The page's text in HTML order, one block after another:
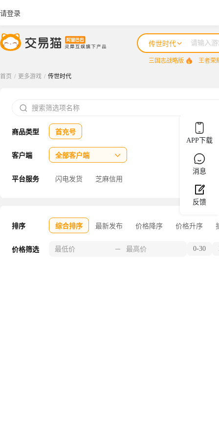
APP下载
消息
反馈
请登录
传世时代
三国志战略版 王者荣
首页 / 更多游戏 / 传世时代

商品类型 首充号
客户端 全部客户端 
平台服务 闪电发货 芝麻信用
排序 综合排序 最新发布 价格降序 价格升序
价格筛选 0-30